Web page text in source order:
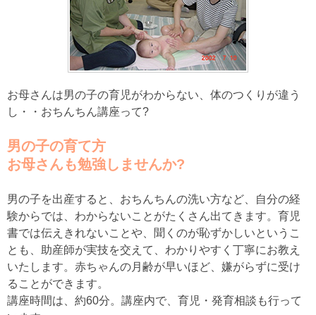
お母さんは男の子の育児がわからない、体のつくりが違う
し・・おちんちん講座って?
男の子の育て方
お母さんも勉強しませんか?
男の子を出産すると、おちんちんの洗い方など、自分の経
験からでは、わからないことがたくさん出てきます。育児
書では伝えきれないことや、聞くのが恥ずかしいというこ
とも、助産師が実技を交えて、わかりやすく丁寧にお教え
いたします。赤ちゃんの月齢が早いほど、嫌がらずに受け
ることができます。
講座時間は、約60分。講座内で、育児・発育相談も行って